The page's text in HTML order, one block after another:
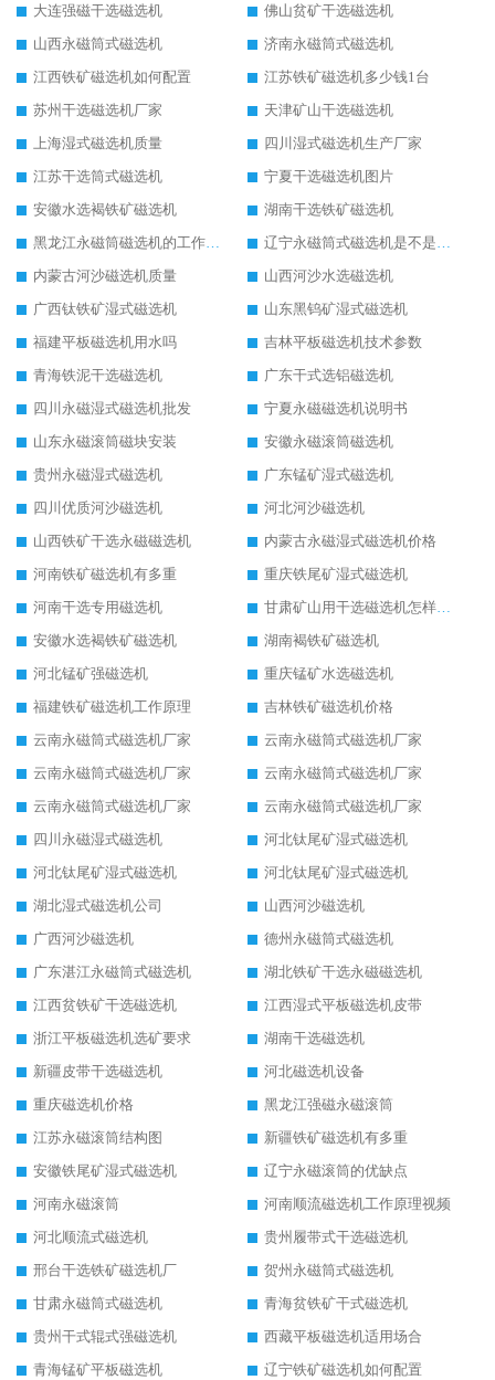
大连强磁干选磁选机
佛山贫矿干选磁选机
山西永磁筒式磁选机
济南永磁筒式磁选机
江西铁矿磁选机如何配置
江苏铁矿磁选机多少钱1台
苏州干选磁选机厂家
天津矿山干选磁选机
上海湿式磁选机质量
四川湿式磁选机生产厂家
江苏干选筒式磁选机
宁夏干选磁选机图片
安徽水选褐铁矿磁选机
湖南干选铁矿磁选机
黑龙江永磁筒磁选机的工作原理
辽宁永磁筒式磁选机是不是强磁
内蒙古河沙磁选机质量
山西河沙水选磁选机
广西钛铁矿湿式磁选机
山东黑钨矿湿式磁选机
福建平板磁选机用水吗
吉林平板磁选机技术参数
青海铁泥干选磁选机
广东干式选铝磁选机
四川永磁湿式磁选机批发
宁夏永磁磁选机说明书
山东永磁滚筒磁块安装
安徽永磁滚筒磁选机
贵州永磁湿式磁选机
广东锰矿湿式磁选机
四川优质河沙磁选机
河北河沙磁选机
山西铁矿干选永磁磁选机
内蒙古永磁湿式磁选机价格
河南铁矿磁选机有多重
重庆铁尾矿湿式磁选机
河南干选专用磁选机
甘肃矿山用干选磁选机怎样调磁
安徽水选褐铁矿磁选机
湖南褐铁矿磁选机
河北锰矿强磁选机
重庆锰矿水选磁选机
福建铁矿磁选机工作原理
吉林铁矿磁选机价格
云南永磁筒式磁选机厂家
云南永磁筒式磁选机厂家
云南永磁筒式磁选机厂家
云南永磁筒式磁选机厂家
云南永磁筒式磁选机厂家
云南永磁筒式磁选机厂家
四川永磁湿式磁选机
河北钛尾矿湿式磁选机
河北钛尾矿湿式磁选机
河北钛尾矿湿式磁选机
湖北湿式磁选机公司
山西河沙磁选机
广西河沙磁选机
德州永磁筒式磁选机
广东湛江永磁筒式磁选机
湖北铁矿干选永磁磁选机
江西贫铁矿干选磁选机
江西湿式平板磁选机皮带
浙江平板磁选机选矿要求
湖南干选磁选机
新疆皮带干选磁选机
河北磁选机设备
重庆磁选机价格
黑龙江强磁永磁滚筒
江苏永磁滚筒结构图
新疆铁矿磁选机有多重
安徽铁尾矿湿式磁选机
辽宁永磁滚筒的优缺点
河南永磁滚筒
河南顺流磁选机工作原理视频
河北顺流式磁选机
贵州履带式干选磁选机
邢台干选铁矿磁选机厂
贺州永磁筒式磁选机
甘肃永磁筒式磁选机
青海贫铁矿干式磁选机
贵州干式辊式强磁选机
西藏平板磁选机适用场合
青海锰矿平板磁选机
辽宁铁矿磁选机如何配置